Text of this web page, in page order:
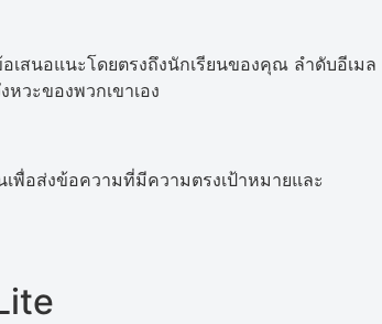
เสนอแนะโดยตรงถึงนักเรียนของคุณ ลำดับอีเมล
วะของพวกเขาเอง
อส่งข้อความที่มีความตรงเป้าหมายและ